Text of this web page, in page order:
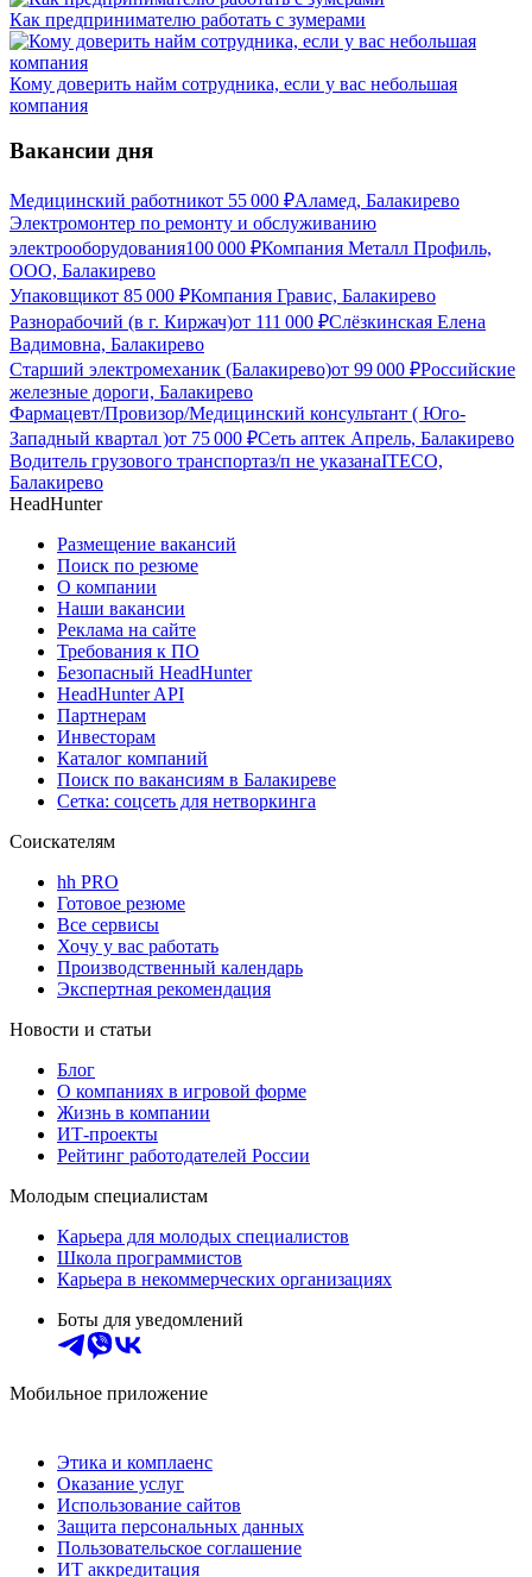
Как предпринимателю работать с зумерами
Кому доверить найм сотрудника, если у вас небольшая
компания
Вакансии дня
Медицинский работникот 55 000 ₽Аламед, Балакирево
Электромонтер по ремонту и обслуживанию
электрооборудования100 000 ₽Компания Металл Профиль,
OOO, Балакирево
Упаковщикот 85 000 ₽Компания Гравис, Балакирево
Разнорабочий (в г. Киржач)от 111 000 ₽Слёзкинская Елена
Вадимовна, Балакирево
Старший электромеханик (Балакирево)от 99 000 ₽Российские
железные дороги, Балакирево
Фармацевт/Провизор/Медицинский консультант ( Юго-
Западный квартал )от 75 000 ₽Сеть аптек Апрель, Балакирево
Водитель грузового транспортаз/п не указанаITECO,
Балакирево
HeadHunter
Размещение вакансий
Поиск по резюме
О компании
Наши вакансии
Реклама на сайте
Требования к ПО
Безопасный HeadHunter
HeadHunter API
Партнерам
Инвесторам
Каталог компаний
Поиск по вакансиям в Балакиреве
Сетка: соцсеть для нетворкинга
Соискателям
hh PRO
Готовое резюме
Все сервисы
Хочу у вас работать
Производственный календарь
Экспертная рекомендация
Новости и статьи
Блог
О компаниях в игровой форме
Жизнь в компании
ИТ-проекты
Рейтинг работодателей России
Молодым специалистам
Карьера для молодых специалистов
Школа программистов
Карьера в некоммерческих организациях
Боты для уведомлений
Мобильное приложение
Этика и комплаенс
Оказание услуг
Использование сайтов
Защита персональных данных
Пользовательское соглашение
ИТ аккредитация